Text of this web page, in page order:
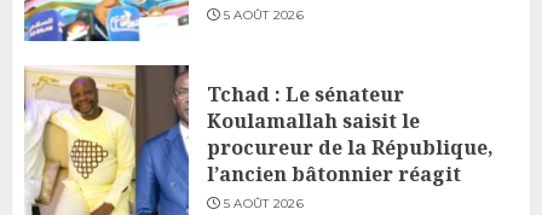
5 AOÛT 2026
Tchad : Le sénateur
Koulamallah saisit le
procureur de la République,
l’ancien bâtonnier réagit
5 AOÛT 2026